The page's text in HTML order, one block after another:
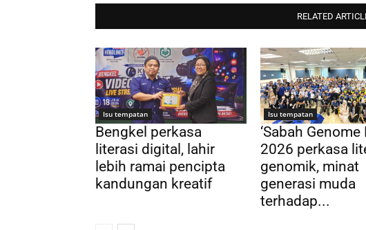
RELATED
Isu tempatan
Bengkel perkasa
literasi digital, lahir
lebih ramai pencipta
kandungan kreatif
Isu tempatan
‘Sabah Genome
2026 perkasa
genomik, minat
generasi muda
terhadap...